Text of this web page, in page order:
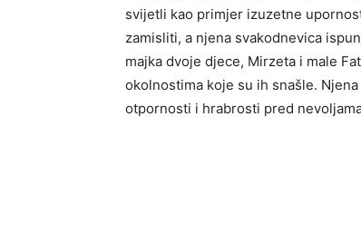
svijetli kao primjer izuzetne
zamisliti, a njena svakodnevica
majka dvoje djece, Mirzeta i male
okolnostima koje su ih snašle.
otpornosti i hrabrosti pred